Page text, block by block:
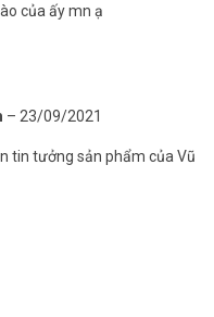
của ấy mn ạ
– 23/09/2021
tin tưởng sản phẩm của Vũ